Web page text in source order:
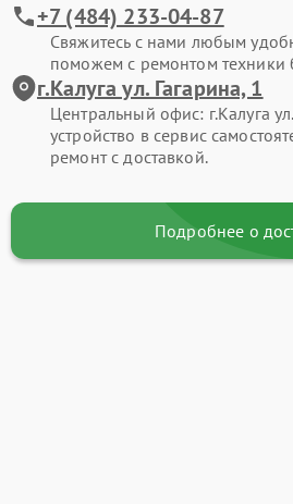
+7 (484) 233-04-87
Свяжитесь с нами любым
поможем с ремонтом техники
г.Калуга ул. Гагарина, 1
Центральный офис: г.Калуга
устройство в сервис
ремонт с доставкой.
Подробнее о